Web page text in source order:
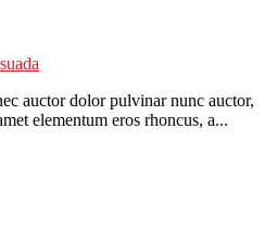
auctor dolor pulvinar nunc auctor,
elementum eros rhoncus, a...